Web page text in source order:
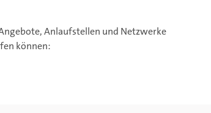
Anlaufstellen und Netzwerke
können: